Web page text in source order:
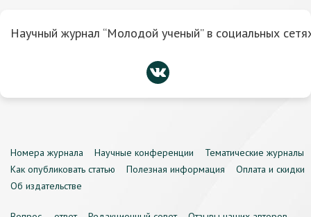
Научный журнал “Молодой ученый” в социальных
Номера журнала Научные конференции
Тематические журналы
Как опубликовать статью
Полезная информация
Оплата и скидки
Об издательстве